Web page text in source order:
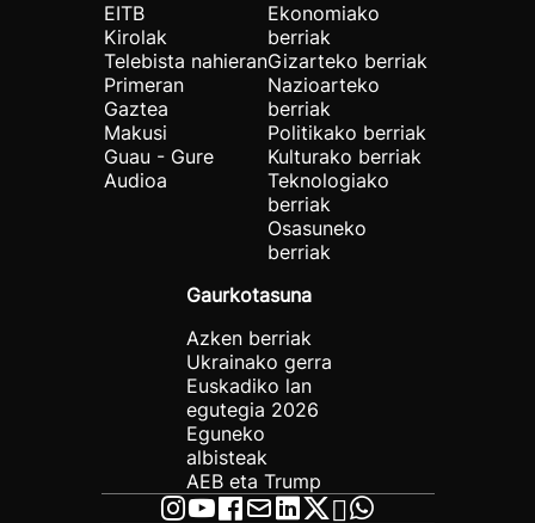
EITB
Kirolak
Telebista nahieran
Primeran
Gaztea
Makusi
Guau - Gure
Audioa
Ekonomiako
berriak
Gizarteko berriak
Nazioarteko
berriak
Politikako berriak
Kulturako berriak
Teknologiako
berriak
Osasuneko
berriak
Gaurkotasuna
Azken berriak
Ukrainako gerra
Euskadiko lan
egutegia 2026
Eguneko
albisteak
AEB eta Trump